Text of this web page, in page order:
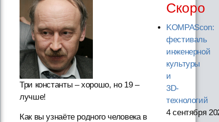
Три константы – хорошо, но 19 –
лучше!
Как вы узнаёте родного человека в
Скоро
KOMPAScon:
фестиваль
инженерной
культуры
и
3D-
технологий
4 сентября